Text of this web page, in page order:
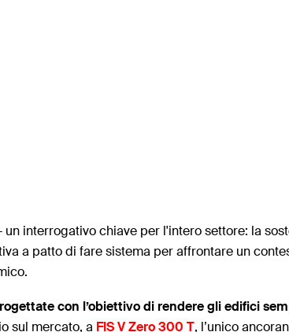
interrogativo chiave per l'intero settore: la
a patto di fare sistema per affrontare un
con l’obiettivo di rendere gli edifici
sul mercato, a FIS V Zero 300 T, l’unico